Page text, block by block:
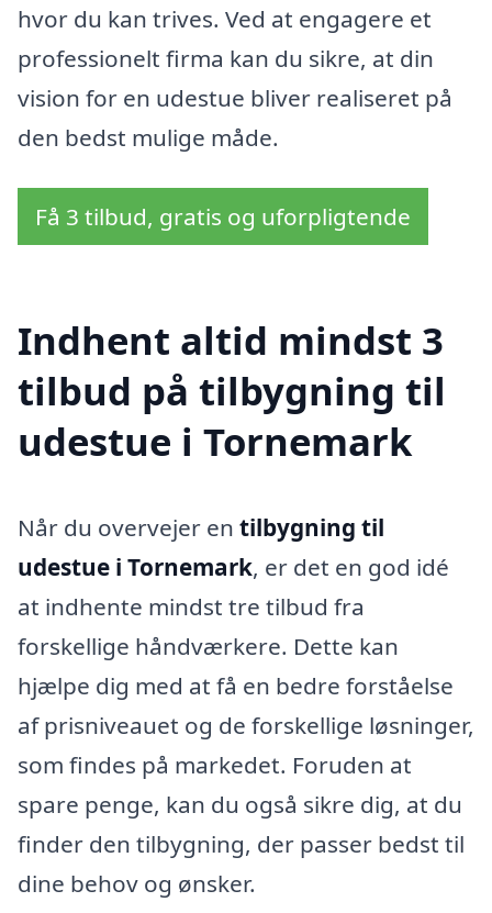
hvor du kan trives. Ved at engagere et
professionelt firma kan du sikre, at din
vision for en udestue bliver realiseret på
den bedst mulige måde.
Få 3 tilbud, gratis og uforpligtende
Indhent altid mindst 3
tilbud på tilbygning til
udestue i Tornemark
Når du overvejer en tilbygning til
udestue i Tornemark, er det en god idé
at indhente mindst tre tilbud fra
forskellige håndværkere. Dette kan
hjælpe dig med at få en bedre forståelse
af prisniveauet og de forskellige løsninger,
som findes på markedet. Foruden at
spare penge, kan du også sikre dig, at du
finder den tilbygning, der passer bedst til
dine behov og ønsker.